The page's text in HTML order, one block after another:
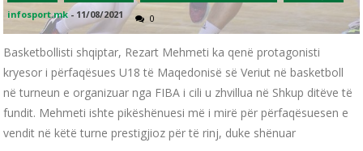
infosport.mk - 11/08/2021 0
Basketbollisti shqiptar, Rezart Mehmeti ka qenë protagonisti
kryesor i përfaqësues U18 të Maqedonisë së Veriut në basketboll
në turneun e organizuar nga FIBA i cili u zhvillua në Shkup ditëve të
fundit. Mehmeti ishte pikëshënuesi më i mirë për përfaqësuesen e
vendit në këtë turne prestigjioz për të rinj, duke shënuar